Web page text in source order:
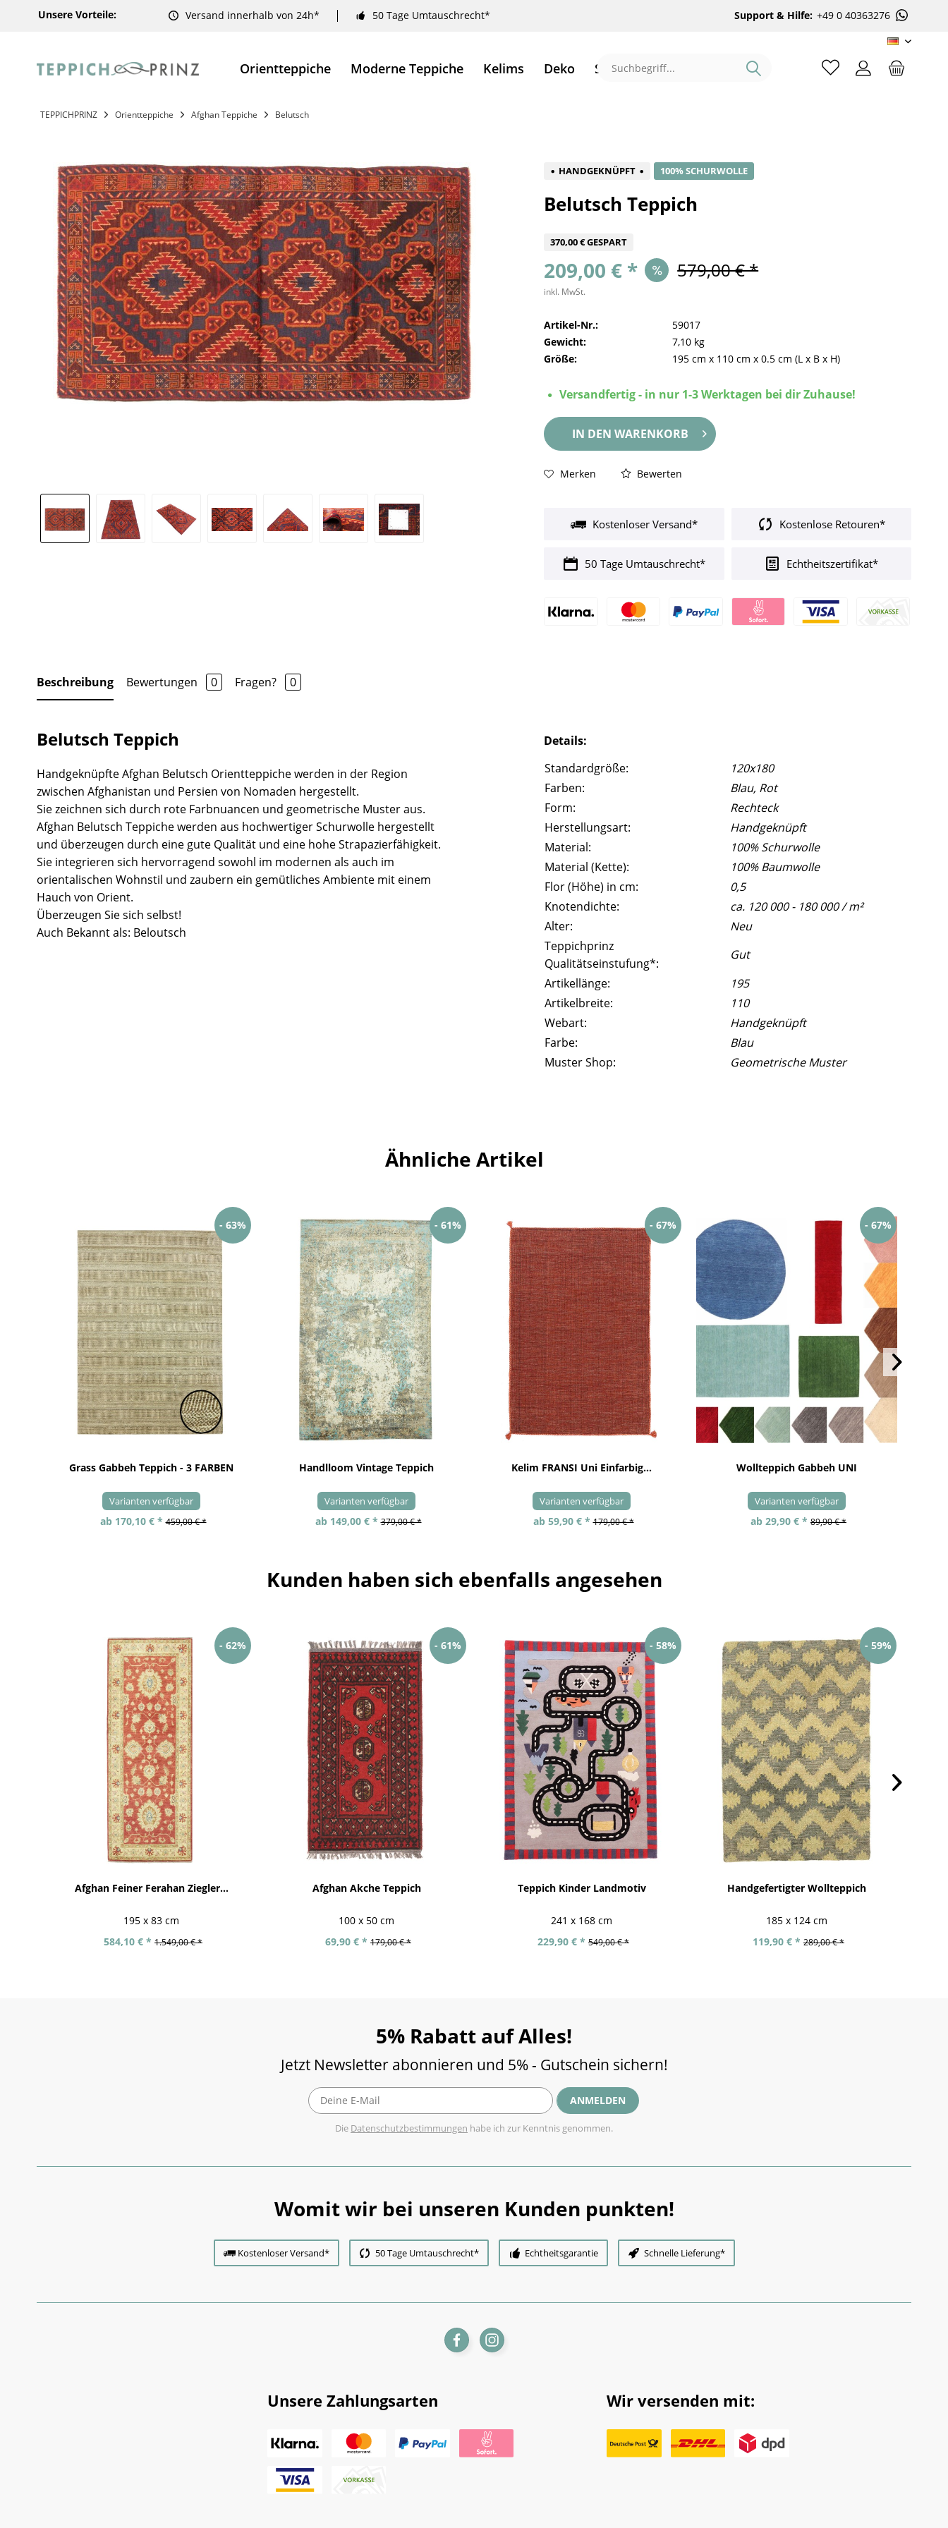
Unsere Vorteile: Versand innerhalb von 24h* 50 Tage Umtauschrecht* Support & Hilfe: +49 0 40363276
DE
Orientteppiche Moderne Teppiche Kelims Deko Sale %
TEPPICHPRINZ Orientteppiche Afghan Teppiche Belutsch
HANDGEKNÜPFT 100% SCHURWOLLE
Belutsch Teppich
370,00 € GESPART
209,00 € * 579,00 € *
inkl. MwSt.
Artikel-Nr.:
59017
Gewicht:
7,10 kg
Größe:
195 cm x 110 cm x0.5 cm (L x B x H)
Versandfertig - in nur 1-3 Werktagen bei dir Zuhause!
IN DEN WARENKORB
Merken Bewerten
Kostenloser Versand* Kostenlose Retouren*
50 Tage Umtauschrecht* Echtheitszertifikat*
Beschreibung Bewertungen 0 Fragen? 0
Belutsch Teppich
Handgeknüpfte Afghan Belutsch Orientteppiche werden in der Region
zwischen Afghanistan und Persien von Nomaden hergestellt.
Sie zeichnen sich durch rote Farbnuancen und geometrische Muster aus.
Afghan Belutsch Teppiche werden aus hochwertiger Schurwolle hergestellt
und überzeugen durch eine gute Qualität und eine hohe Strapazierfähigkeit.
Sie integrieren sich hervorragend sowohl im modernen als auch im
orientalischen Wohnstil und zaubern ein gemütliches Ambiente mit einem
Hauch von Orient.
Überzeugen Sie sich selbst!
Auch Bekannt als: Beloutsch
Details:
Standardgröße:
120x180
Farben:
Blau, Rot
Form:
Rechteck
Herstellungsart:
Handgeknüpft
Material:
100% Schurwolle
Material (Kette):
100% Baumwolle
Flor (Höhe) in cm:
0,5
Knotendichte:
ca. 120 000 - 180 000 / m²
Alter:
Neu
Teppichprinz
Qualitätseinstufung*:
Gut
Artikellänge:
195
Artikelbreite:
110
Webart:
Handgeknüpft
Farbe:
Blau
Muster Shop:
Geometrische Muster
Ähnliche Artikel
- 63%
Grass Gabbeh Teppich - 3 FARBEN
Varianten verfügbar
ab 170,10 € * 459,00 € *
- 61%
Handlloom Vintage Teppich
Varianten verfügbar
ab 149,00 € * 379,00 € *
- 67%
Kelim FRANSI Uni Einfarbig...
Varianten verfügbar
ab 59,90 € * 179,00 € *
- 67%
Wollteppich Gabbeh UNI
Varianten verfügbar
ab 29,90 € * 89,90 € *
Kunden haben sich ebenfalls angesehen
- 62%
Afghan Feiner Ferahan Ziegler...
195 x 83 cm
584,10 € * 1.549,00 € *
- 61%
Afghan Akche Teppich
100 x 50 cm
69,90 € * 179,00 € *
- 58%
Teppich Kinder Landmotiv
241 x 168 cm
229,90 € * 549,00 € *
- 59%
Handgefertigter Wollteppich
185 x 124 cm
119,90 € * 289,00 € *
5% Rabatt auf Alles!
Jetzt Newsletter abonnieren und 5% - Gutschein sichern!
ANMELDEN
Die Datenschutzbestimmungen habe ich zur Kenntnis genommen.
Womit wir bei unseren Kunden punkten!
Kostenloser Versand* 50 Tage Umtauschrecht* Echtheitsgarantie Schnelle Lieferung*
Unsere Zahlungsarten Wir versenden mit: